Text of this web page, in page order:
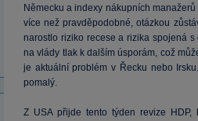
Německu a indexy nákupních
více než pravděpodobné, otázkou
narostlo riziko recese a rizika spojená
na vlády tlak k dalším úsporám, což
je aktuální problém v Řecku nebo
pomalý.
Z USA přijde tento týden revize